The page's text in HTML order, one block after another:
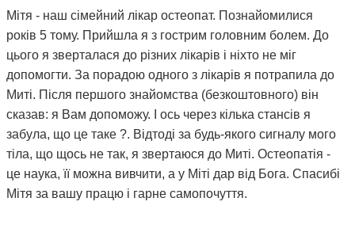
Мітя - наш сімейний лікар остеопат. Познайомилися
років 5 тому. Прийшла я з гострим головним болем. До
цього я зверталася до різних лікарів і ніхто не міг
допомогти. За порадою одного з лікарів я потрапила до
Миті. Після першого знайомства (безкоштовного) він
сказав: я Вам допоможу. І ось через кілька стансів я
забула, що це таке ?. Відтоді за будь-якого сигналу мого
тіла, що щось не так, я звертаюся до Миті. Остеопатія -
це наука, її можна вивчити, а у Міті дар від Бога. Спасибі
Мітя за вашу працю і гарне самопочуття.